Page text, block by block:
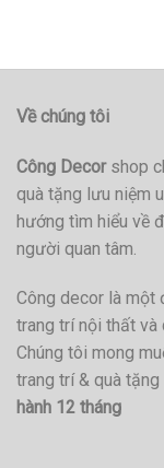
Về chúng tôi
Công Decorshop
quà tặng lưu niệm
hướng tìm hiểu về
người quan tâm.
Công decor là một
trang trí nội thất và
Chúng tôi mong
trang trí & quà
hành 12 tháng